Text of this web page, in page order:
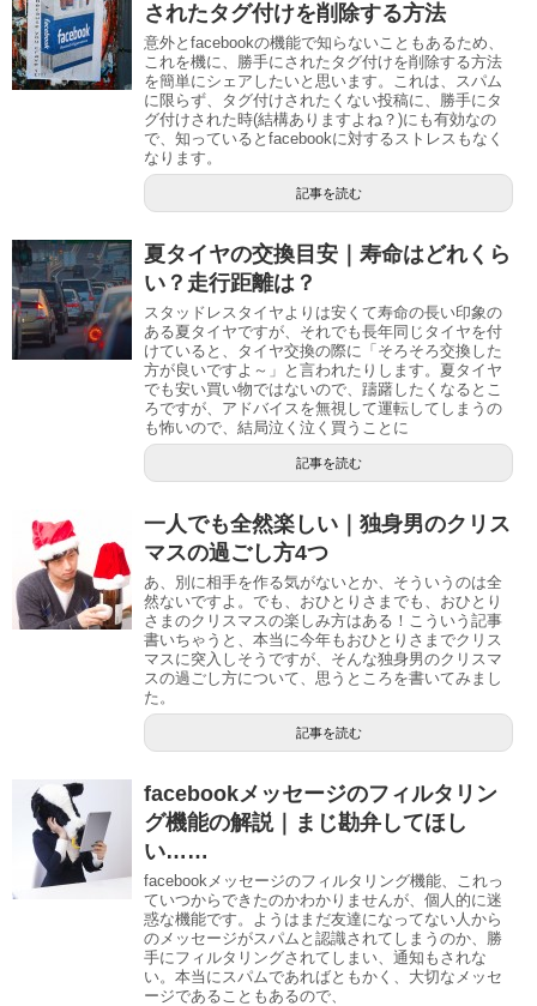
されたタグ付けを削除する方法
意外とfacebookの機能で知らないこともあるため、
これを機に、勝手にされたタグ付けを削除する方法
を簡単にシェアしたいと思います。これは、スパム
に限らず、タグ付けされたくない投稿に、勝手にタ
グ付けされた時(結構ありますよね？)にも有効なの
で、知っているとfacebookに対するストレスもなく
なります。
記事を読む
夏タイヤの交換目安｜寿命はどれくら
い？走行距離は？
スタッドレスタイヤよりは安くて寿命の長い印象の
ある夏タイヤですが、それでも長年同じタイヤを付
けていると、タイヤ交換の際に「そろそろ交換した
方が良いですよ～」と言われたりします。夏タイヤ
でも安い買い物ではないので、躊躇したくなるとこ
ろですが、アドバイスを無視して運転してしまうの
も怖いので、結局泣く泣く買うことに
記事を読む
一人でも全然楽しい｜独身男のクリス
マスの過ごし方4つ
あ、別に相手を作る気がないとか、そういうのは全
然ないですよ。でも、おひとりさまでも、おひとり
さまのクリスマスの楽しみ方はある！こういう記事
書いちゃうと、本当に今年もおひとりさまでクリス
マスに突入しそうですが、そんな独身男のクリスマ
スの過ごし方について、思うところを書いてみまし
た。
記事を読む
facebookメッセージのフィルタリン
グ機能の解説｜まじ勘弁してほし
い……
facebookメッセージのフィルタリング機能、これっ
ていつからできたのかわかりませんが、個人的に迷
惑な機能です。ようはまだ友達になってない人から
のメッセージがスパムと認識されてしまうのか、勝
手にフィルタリングされてしまい、通知もされな
い。本当にスパムであればともかく、大切なメッセ
ージであることもあるので、